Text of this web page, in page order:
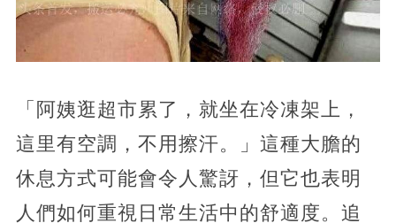
「阿姨逛超市累了，就坐在冷凍架上，
這里有空調，不用擦汗。」這種大膽的
休息方式可能會令人驚訝，但它也表明
人們如何重視日常生活中的舒適度。追